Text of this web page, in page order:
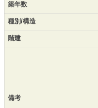
築年数
種別/構造
階建
備考